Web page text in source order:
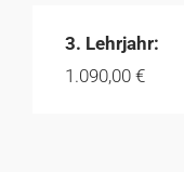
3. Lehrjahr:
1.090,00 €